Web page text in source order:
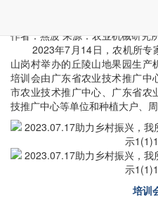
作者：燕波来源：农业机械研究
2023年7月14日，农机所专
山岗村举办的丘陵山地果园生
培训会由广东省农业技术推广中
市农业技术推广中心、广东省农
技推广中心等单位和种植大户、
培训